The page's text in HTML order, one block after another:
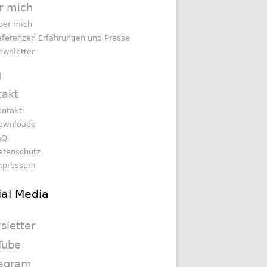
mich
mich
Erfahrungen und Presse
Media